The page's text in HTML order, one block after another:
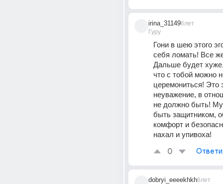
irina_31149
Гуру
6лет
Гони в шею этого
себя ломать! Все
Дальше будет
что с тобой можно
церемониться! Это
неуважение, в
не должно быть!
быть защитником,
комфорт и
нахал и упивоха!
0
dobryi_eeeekhkh6лет